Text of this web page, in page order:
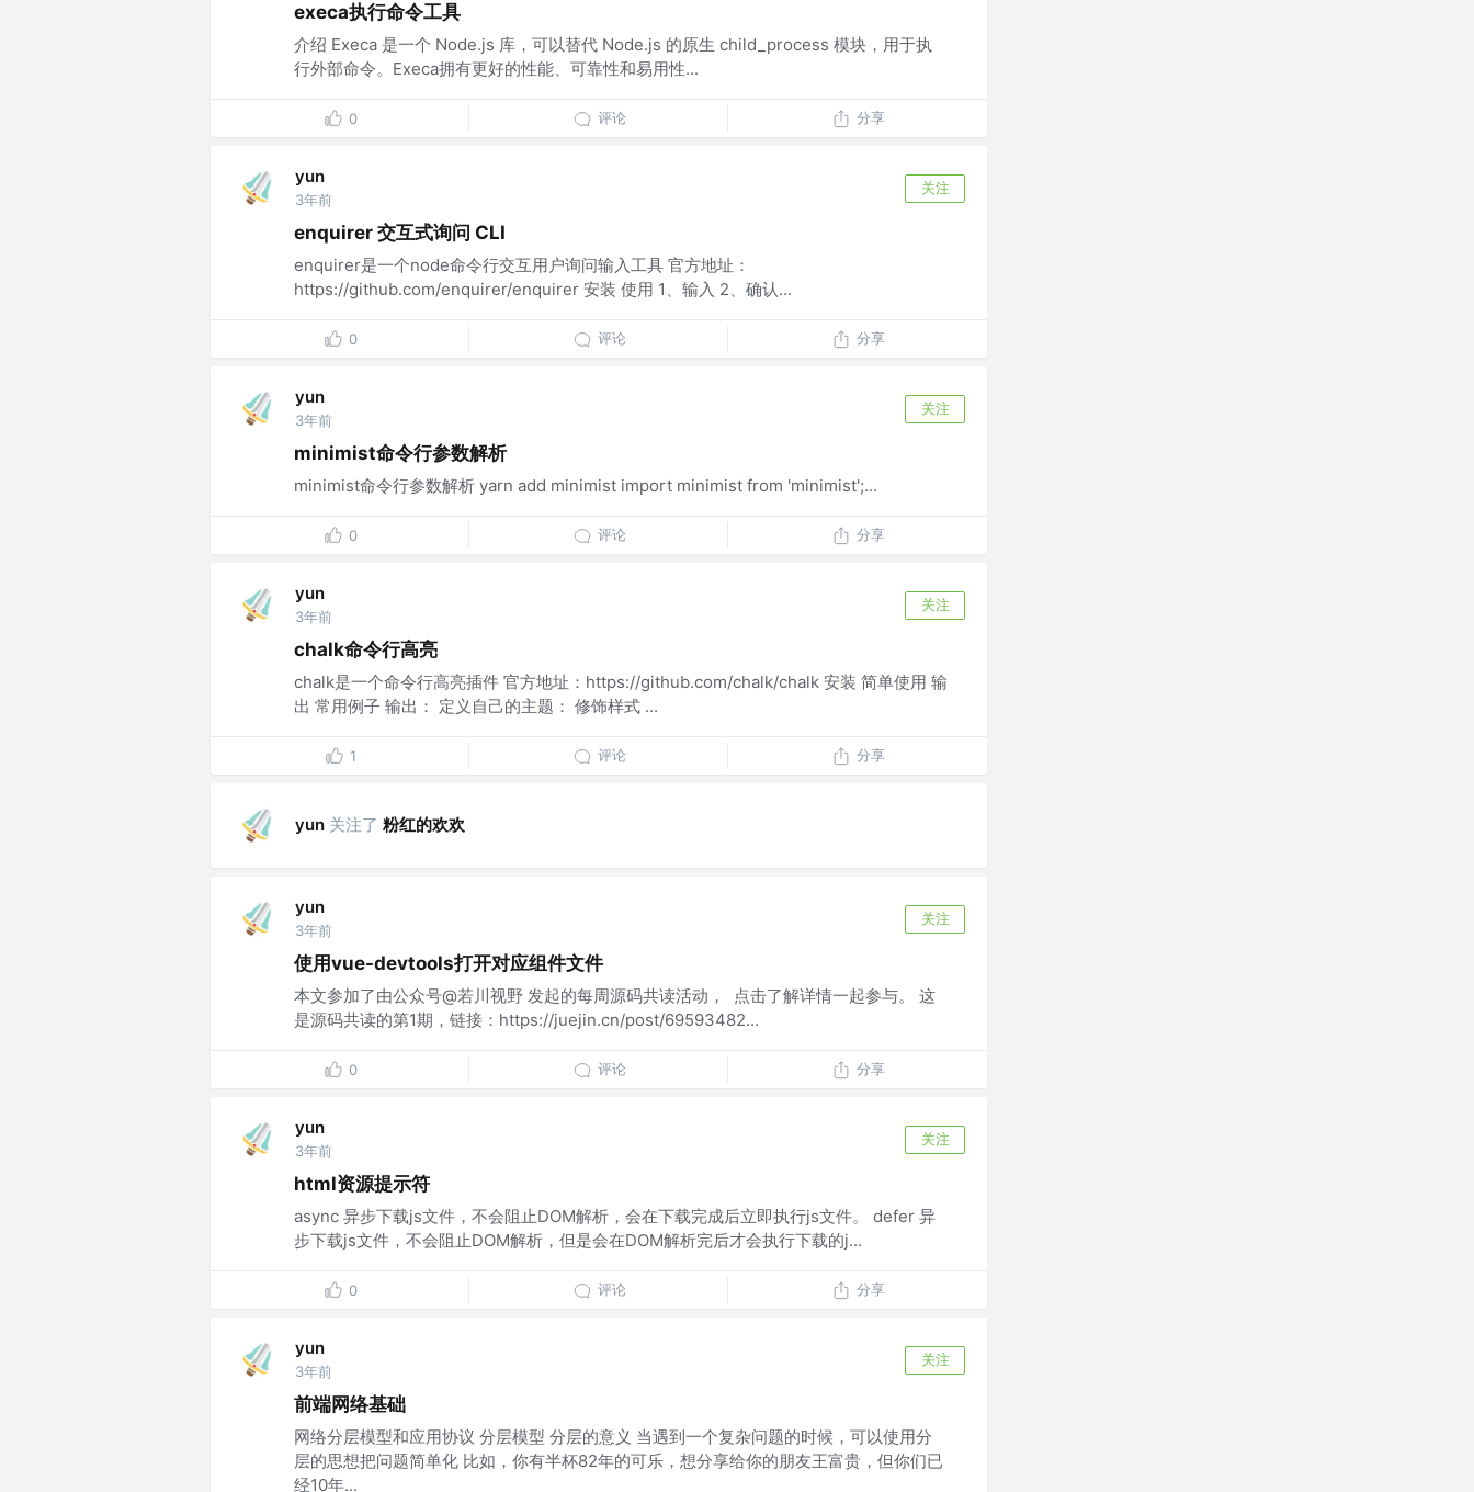
execa执行命令工具
介绍 Execa 是一个 Node.js 库，可以替代 Node.js 的原生 child_process 模块，用于执
行外部命令。Execa拥有更好的性能、可靠性和易用性...
0 评论 分享
yun
3年前
关注
enquirer 交互式询问 CLI
enquirer是一个node命令行交互用户询问输入工具 官方地址：
https://github.com/enquirer/enquirer 安装 使用 1、输入 2、确认...
0 评论 分享
yun
3年前
关注
minimist命令行参数解析
minimist命令行参数解析 yarn add minimist import minimist from 'minimist';...
0 评论 分享
yun
3年前
关注
chalk命令行高亮
chalk是一个命令行高亮插件 官方地址：https://github.com/chalk/chalk 安装 简单使用 输
出 常用例子 输出： 定义自己的主题： 修饰样式 ...
1 评论 分享
yun 关注了 粉红的欢欢
yun
3年前
关注
使用vue-devtools打开对应组件文件
本文参加了由公众号@若川视野 发起的每周源码共读活动， 点击了解详情一起参与。 这
是源码共读的第1期，链接：https://juejin.cn/post/69593482...
0 评论 分享
yun
3年前
关注
html资源提示符
async 异步下载js文件，不会阻止DOM解析，会在下载完成后立即执行js文件。 defer 异
步下载js文件，不会阻止DOM解析，但是会在DOM解析完后才会执行下载的j...
0 评论 分享
yun
3年前
关注
前端网络基础
网络分层模型和应用协议 分层模型 分层的意义 当遇到一个复杂问题的时候，可以使用分
层的思想把问题简单化 比如，你有半杯82年的可乐，想分享给你的朋友王富贵，但你们已
经10年...